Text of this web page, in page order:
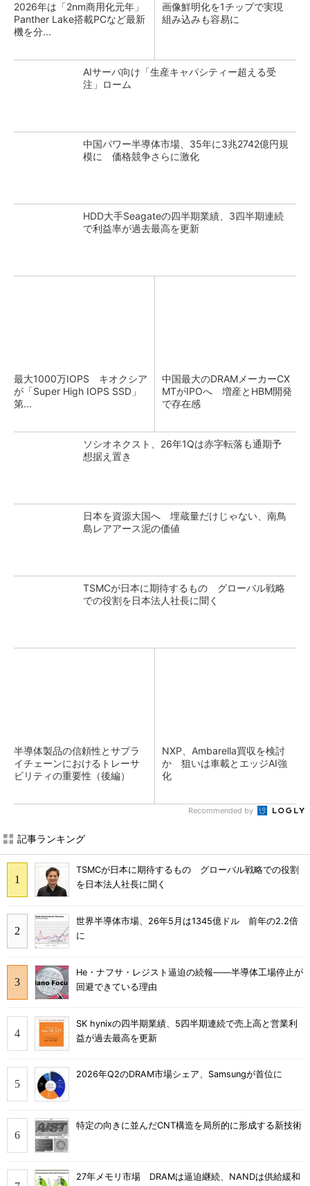
2026年は「2nm商用化元年」
Panther Lake搭載PCなど最新
機を分...
画像鮮明化を1チップで実現
組み込みも容易に
AIサーバ向け「生産キャパシティー超える受
注」ローム
中国パワー半導体市場、35年に3兆2742億円規
模に 価格競争さらに激化
HDD大手Seagateの四半期業績、3四半期連続
で利益率が過去最高を更新
最大1000万IOPS キオクシア
が「Super High IOPS SSD」
第...
中国最大のDRAMメーカーCX
MTがIPOへ 増産とHBM開発
で存在感
ソシオネクスト、26年1Qは赤字転落も通期予
想据え置き
日本を資源大国へ 埋蔵量だけじゃない、南鳥
島レアアース泥の価値
TSMCが日本に期待するもの グローバル戦略
での役割を日本法人社長に聞く
半導体製品の信頼性とサプラ
イチェーンにおけるトレーサ
ビリティの重要性（後編）
NXP、Ambarella買収を検討
か 狙いは車載とエッジAI強
化
Recommended by
記事ランキング
TSMCが日本に期待するもの グローバル戦略での役割
を日本法人社長に聞く
世界半導体市場、26年5月は1345億ドル 前年の2.2倍
に
He・ナフサ・レジスト逼迫の続報――半導体工場停止が
回避できている理由
SK hynixの四半期業績、5四半期連続で売上高と営業利
益が過去最高を更新
2026年Q2のDRAM市場シェア、Samsungが首位に
特定の向きに並んだCNT構造を局所的に形成する新技術
27年メモリ市場 DRAMは逼迫継続、NANDは供給緩和